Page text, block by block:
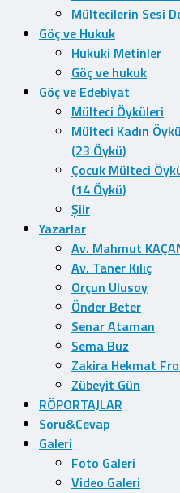
Mültecilerin Sesi
Göç ve Hukuk
Hukuki Metinler
Göç ve hukuk
Göç ve Edebiyat
Mülteci Öyküleri
Mülteci Kadın
(23 Öykü)
Çocuk Mülteci
(14 Öykü)
Şiir
Yazarlar
Av. Mahmut
Av. Taner Kılıç
Orçun Ulusoy
Önder Beter
Senar Ataman
Sema Buz
Zakira Hekmat
Zübeyit Gün
RÖPORTAJLAR
Soru&Cevap
Galeri
Foto Galeri
Video Galeri